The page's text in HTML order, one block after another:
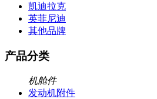
凯迪拉克
英菲尼迪
其他品牌
产品分类
机舱件
发动机附件